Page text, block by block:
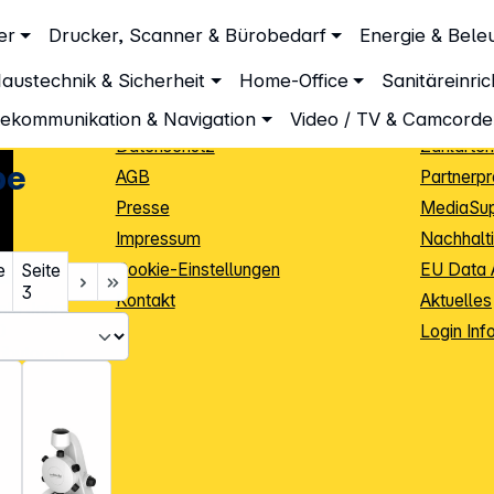
Drucker, Scanner & Bürobedarf Energie &
& Sicherheit Home-Office
& Navigation Video / TV &
Seite
3
Jahre
Unsere Leistungen
Beratung
Datenschutz
AGB
Presse
Impressum
Cookie-Einstellungen
Kontakt
Info
Zahlarten
EU Data
Aktuelles
Login